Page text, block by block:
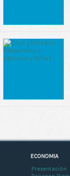
ECONOMIA
Presentación